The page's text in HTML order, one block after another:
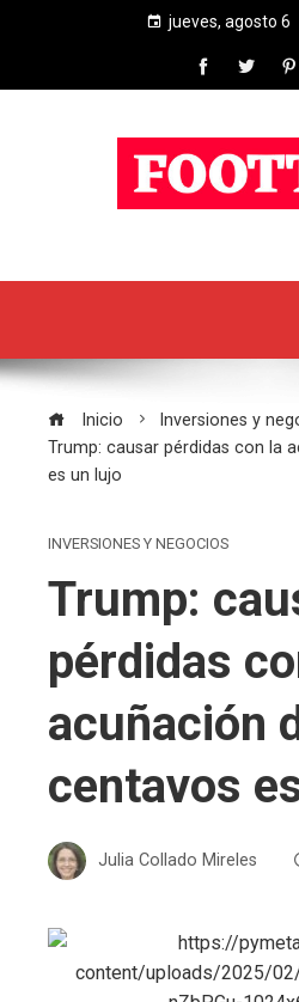
jueves, agosto 6
Inicio
Inversiones y
Trump: causar pérdidas con la
es un lujo
INVERSIONES Y NEGOCIOS
Trump:
pérdidas
acuñación
centavos
Julia Collado Mireles